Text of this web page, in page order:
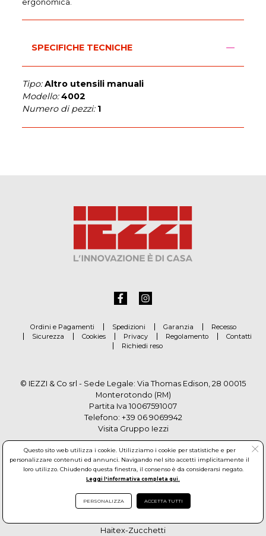
ergonomica.
SPECIFICHE TECNICHE
Tipo: Altro utensili manuali
Modello: 4002
Numero di pezzi: 1
Ordini e Pagamenti Spedizioni Garanzia
Recesso
Sicurezza
Cookies Privacy Regolamento
Contatti
Richiedi reso
© IEZZI & Co srl - Sede Legale: Via Thomas Edison, 28 00015
Monterotondo (RM)
Partita Iva 10067591007
Telefono: +39 06 9069942
Visita Gruppo Iezzi
Haitex-Zucchetti
Questo sito web utilizza i cookie. Utilizziamo i cookie per statistiche e per
personalizzare contenuti ed annunci. Navigando nel sito accetti implicitamente il
loro utilizzo. Chiudendo questa finestra, il consenso è da considerarsi negato.
Leggi l'informativa completa qui.
PERSONALIZZA ACCETTA TUTTI